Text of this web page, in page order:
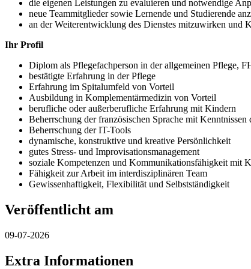
die eigenen Leistungen zu evaluieren und notwendige
neue Teammitglieder sowie Lernende und Studierende
an der Weiterentwicklung des Dienstes mitzuwirken und
Ihr Profil
Diplom als Pflegefachperson in der allgemeinen Pflege,
bestätigte Erfahrung in der Pflege
Erfahrung im Spitalumfeld von Vorteil
Ausbildung in Komplementärmedizin von Vorteil
berufliche oder außerberufliche Erfahrung mit Kindern
Beherrschung der französischen Sprache mit Kenntnissen
Beherrschung der IT-Tools
dynamische, konstruktive und kreative Persönlichkeit
gutes Stress- und Improvisationsmanagement
soziale Kompetenzen und Kommunikationsfähigkeit mit
Fähigkeit zur Arbeit im interdisziplinären Team
Gewissenhaftigkeit, Flexibilität und Selbstständigkeit
Veröffentlicht am
09-07-2026
Extra Informationen